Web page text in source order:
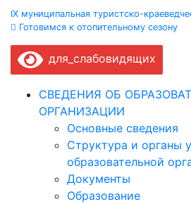
Навигация
по
записям
IX муниципальная туристско-
Готовимся к отопительному сезону
для_слабовидящих
СВЕДЕНИЯ ОБ
ОРГАНИЗАЦИИ
Основные сведения
Структура и органы
образовательной
Документы
Образование